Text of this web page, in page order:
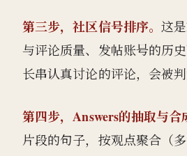
第三步，社区信号排序。 这
与评论质量、发帖账号的历
长串认真讨论的评论，会被
第四步，Answers的抽取与合
片段的句子，按观点聚合（